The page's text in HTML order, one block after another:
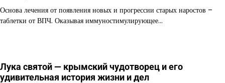
Основа лечения от появления новых и прогрессии старых наростов –
таблетки от ВПЧ. Оказывая иммуностимулирующее…
Лука святой — крымский чудотворец и его
удивительная история жизни и дел